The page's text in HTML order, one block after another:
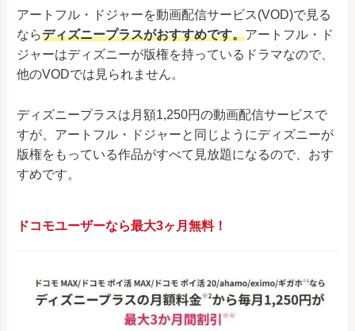
アートフル・ドジャーを動画配信サービス(VOD)で見る
ならディズニープラスがおすすめです。アートフル・ド
ジャーはディズニーが版権を持っているドラマなので、
他のVODでは見られません。
ディズニープラスは月額1,250円の動画配信サービスで
すが、アートフル・ドジャーと同じようにディズニーが
版権をもっている作品がすべて見放題になるので、おす
すめです。
ドコモユーザーなら最大3ヶ月無料！